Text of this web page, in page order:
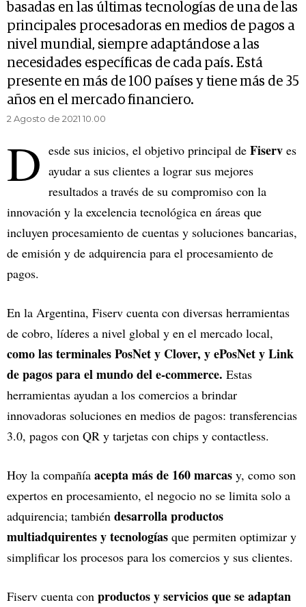
basadas en las últimas tecnologías de una de las
principales procesadoras en medios de pagos a
nivel mundial, siempre adaptándose a las
necesidades específicas de cada país. Está
presente en más de 100 países y tiene más de 35
años en el mercado financiero.
2 Agosto de 2021 10.00
D esde sus inicios, el objetivo principal de Fiserv es
ayudar a sus clientes a lograr sus mejores
resultados a través de su compromiso con la
innovación y la excelencia tecnológica en áreas que
incluyen procesamiento de cuentas y soluciones bancarias,
de emisión y de adquirencia para el procesamiento de
pagos.
En la Argentina, Fiserv cuenta con diversas herramientas
de cobro, líderes a nivel global y en el mercado local,
como las terminales PosNet y Clover, y ePosNet y Link
de pagos para el mundo del e-commerce. Estas
herramientas ayudan a los comercios a brindar
innovadoras soluciones en medios de pagos: transferencias
3.0, pagos con QR y tarjetas con chips y contactless.
Hoy la compañía acepta más de 160 marcas y, como son
expertos en procesamiento, el negocio no se limita solo a
adquirencia; también desarrolla productos
multiadquirentes y tecnologías que permiten optimizar y
simplificar los procesos para los comercios y sus clientes.
Fiserv cuenta con productos y servicios que se adaptan